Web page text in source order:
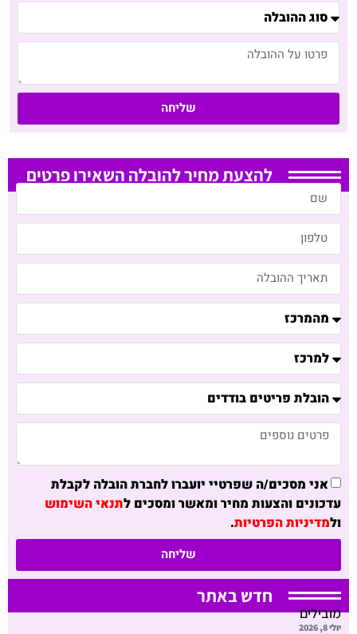
שליחה
להצעת מחיר להובלה השאירו פרטים
אני מסכים/ה שפרטיי יועברו לחברת הובלה לקבלת
עדכונים והצעות מחיר ומאשר ומסכים לתנאי השימוש
ולמדיניות הפרטיות.
שליחה
חדש באתר
מובילים
יולי 8, 2026